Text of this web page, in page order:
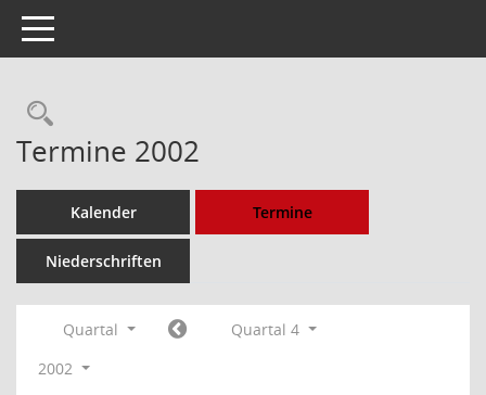
Toggle navigation
Rechercheauswahl
Termine 2002
Kalender Termine
Niederschriften
Quartal
Quartal 4
2002